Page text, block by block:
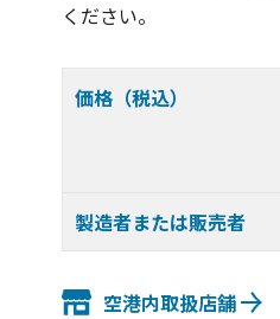
ください。
価格（税込）
製造者または販売者
空港内取扱店舗